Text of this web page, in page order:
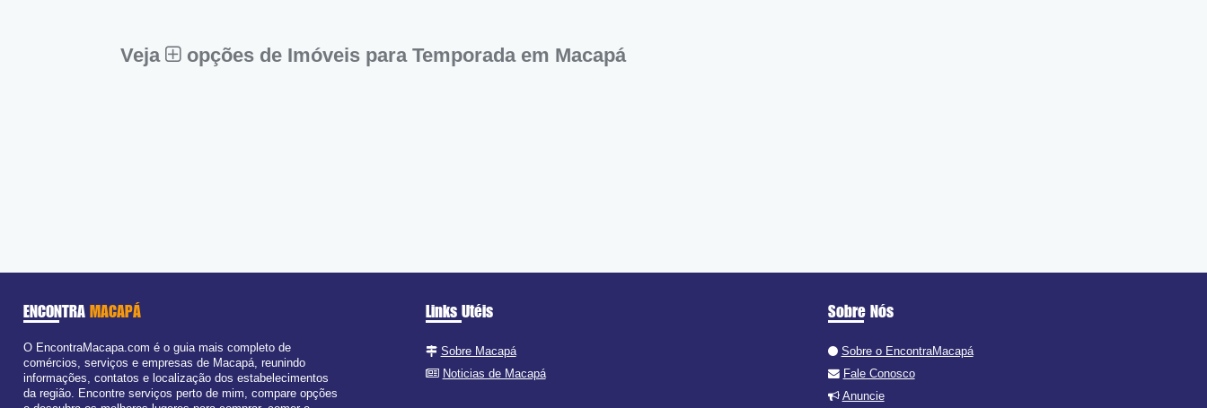
Veja opções de Imóveis para Temporada em Macapá
ENCONTRA MACAPÁ
O EncontraMacapa.com é o guia mais completo de
comércios, serviços e empresas de Macapá, reunindo
informações, contatos e localização dos estabelecimentos
da região. Encontre serviços perto de mim, compare opções
Links Utéis
Sobre Macapá
Noticias de Macapá
Sobre Nós
Sobre o EncontraMacapá
Fale Conosco
Anuncie